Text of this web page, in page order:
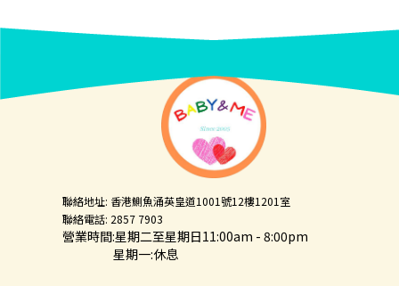
聯絡地址: 香港鰂魚涌英皇道1001號12樓1201室
聯絡電話: 2857 7903
營業時間:星期二至星期日11:00am - 8:00pm
星期一:休息